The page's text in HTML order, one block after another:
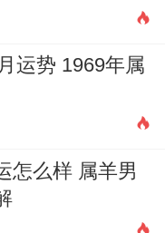
运势 1969年属
怎么样 属羊男